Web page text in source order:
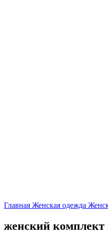
Главная Женская одежда
женский комплект